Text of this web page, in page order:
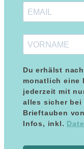
Du erhälst
monatlich eine
jederzeit mit
alles sicher bei
Brieftauben
Infos, inkl.